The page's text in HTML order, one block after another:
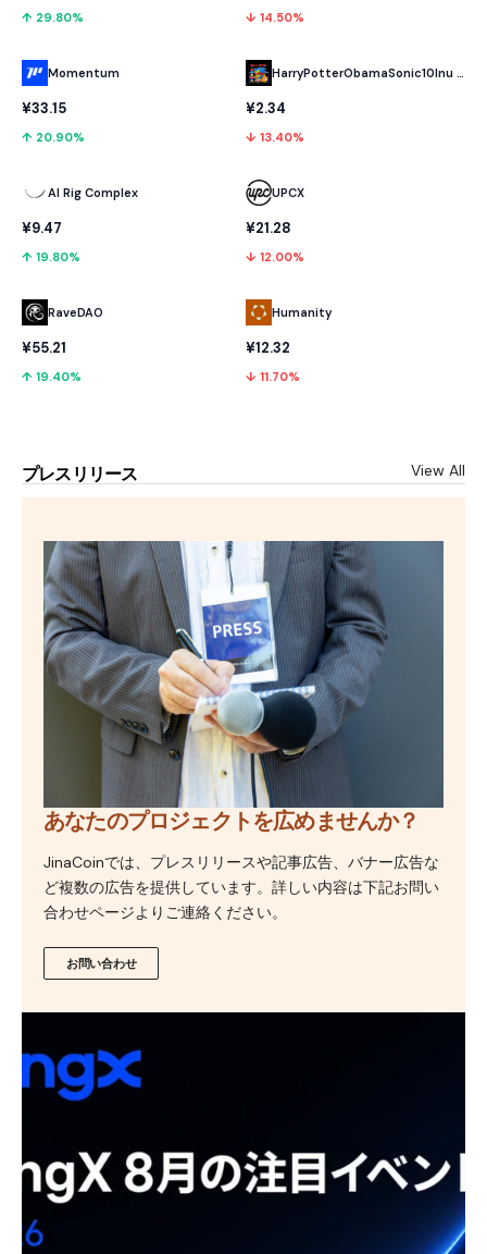
↑ 29.80%
Momentum
¥33.15
↑ 20.90%
AI Rig Complex
¥9.47
↑ 19.80%
RaveDAO
¥55.21
↑ 19.40%
↓ 14.50%
HarryPotterObamaSonic10Inu (ETH)
¥2.34
↓ 13.40%
UPCX
¥21.28
↓ 12.00%
Humanity
¥12.32
↓ 11.70%
プレスリリース View All
あなたのプロジェクトを広めませんか？
JinaCoinでは、プレスリリースや記事広告、バナー広告な
ど複数の広告を提供しています。詳しい内容は下記お問い
合わせページよりご連絡ください。
お問い合わせ